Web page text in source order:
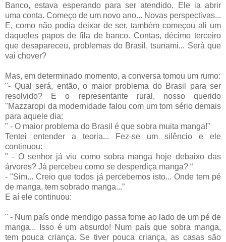
Banco, estava esperando para ser atendido. Ele ia abrir
uma conta. Começo de um novo ano... Novas perspectivas...
E, como não podia deixar de ser, também começou ali um
daqueles papos de fila de banco. Contas, décimo terceiro
que desapareceu, problemas do Brasil, tsunami... Será que
vai chover?
Mas, em determinado momento, a conversa tomou um rumo:
"- Qual será, então, o maior problema do Brasil para ser
resolvido? E o representante rural, nosso querido
"Mazzaropi da modernidade falou com um tom sério demais
para aquele dia:
" - O maior problema do Brasil é que sobra muita manga!"
Tentei entender a teoria... Fez-se um silêncio e ele
continuou:
" - O senhor já viu como sobra manga hoje debaixo das
árvores? Já percebeu como se desperdiça manga? “
- "Sim... Creio que todos já percebemos isto... Onde tem pé
de manga, tem sobrado manga...”
E aí ele continuou:
" - Num país onde mendigo passa fome ao lado de um pé de
manga... Isso é um absurdo! Num país que sobra manga,
tem pouca criança. Se tiver pouca criança, as casas são